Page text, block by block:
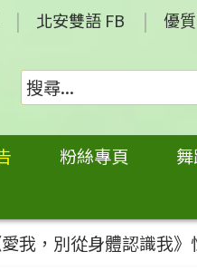
北安雙語 FB 優
粉絲專頁
我，別從身體認識我